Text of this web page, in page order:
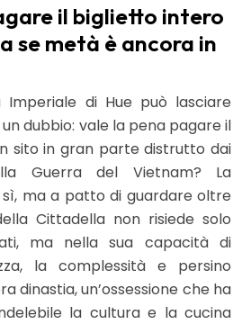
il biglietto intero
se metà è ancora in
di Hue può lasciare
dubbio: vale la pena pagare il
sito in gran parte distrutto dai
Guerra del Vietnam? La
ma a patto di guardare oltre
Cittadella non risiede solo
ma nella sua capacità di
la complessità e persino
dinastia, un’ossessione che ha
la cultura e la cucina